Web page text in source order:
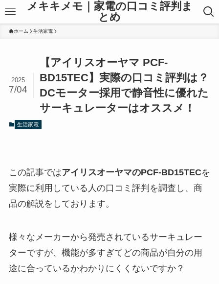
メキキメモ｜家電の口コミ評判ま
とめ
ホーム 生活家電
【アイリスオーヤマ PCF-
BD15TEC】実際の口コミ評判は？
DCモーター採用で静音性に優れた
サーキュレーターはオススメ！
2025
7/04
生活家電
この記事ではアイリスオーヤマのPCF-BD15TECを
実際に利用している人の口コミ評判を調査し、商
品の解説をしております。
様々なメーカーから発売されているサーキュレー
ターですが、機能が多すぎてどの商品が自分の用
途に合っているかわかりにくくないですか？